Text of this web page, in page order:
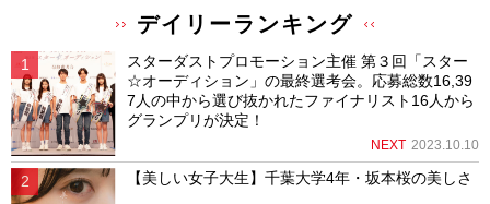
デイリーランキング
スターダストプロモーション主催 第３回「スター
☆オーディション」の最終選考会。応募総数16,39
7人の中から選び抜かれたファイナリスト16人から
グランプリが決定！
NEXT 2023.10.10
【美しい女子大生】千葉大学4年・坂本桜の美しさ